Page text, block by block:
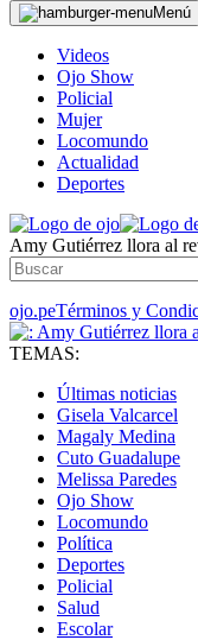
Menú
Videos
Ojo Show
Policial
Mujer
Locomundo
Actualidad
Deportes
Amy Gutiérrez llora al
ojo.peTérminos y
TEMAS:
Últimas noticias
Gisela Valcarcel
Magaly Medina
Cuto Guadalupe
Melissa Paredes
Ojo Show
Locomundo
Política
Deportes
Policial
Salud
Escolar